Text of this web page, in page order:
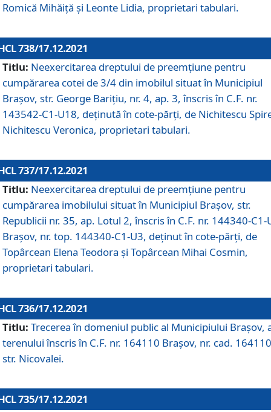
Romică Mihăiță și Leonte Lidia, proprietari tabulari.
738/17.12.2021
Titlu: Neexercitarea dreptului de preemţiune pentru
cumpărarea cotei de 3/4 din imobilul situat în Municipiul
Braşov, str. George Barițiu, nr. 4, ap. 3, înscris în C.F. nr.
143542-C1-U18, deținută în cote-părți, de Nichitescu
Nichitescu Veronica, proprietari tabulari.
737/17.12.2021
Titlu: Neexercitarea dreptului de preemţiune pentru
cumpărarea imobilului situat în Municipiul Braşov, str.
Republicii nr. 35, ap. Lotul 2, înscris în C.F. nr. 144340-C1-
Brașov, nr. top. 144340-C1-U3, deținut în cote-părți, de
Topârcean Elena Teodora și Topârcean Mihai Cosmin,
proprietari tabulari.
736/17.12.2021
Titlu: Trecerea în domeniul public al Municipiului Braşov,
terenului înscris în C.F. nr. 164110 Brașov, nr. cad.
str. Nicovalei.
735/17.12.2021